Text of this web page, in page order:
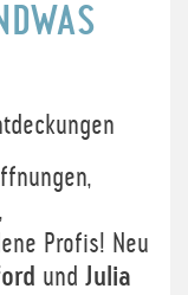
Profis! Neu
und Julia